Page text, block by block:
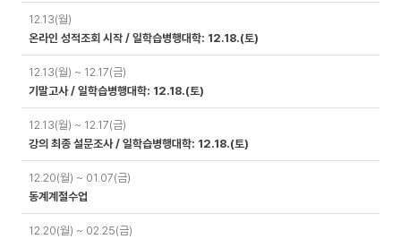
12.13(월)
온라인 성적조회 시작 / 일학습병행대학: 12.18.(토)
12.13(월) ~ 12.17(금)
기말고사 / 일학습병행대학: 12.18.(토)
12.13(월) ~ 12.17(금)
강의 최종 설문조사 / 일학습병행대학: 12.18.(토)
12.20(월) ~ 01.07(금)
동계계절수업
12.20(월) ~ 02.25(금)